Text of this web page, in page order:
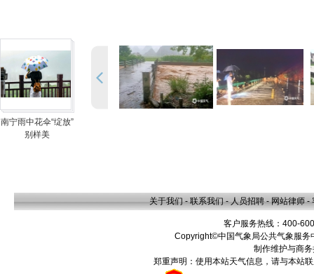
南宁雨中花伞“绽放”
别样美
关于我们 - 联系我们 - 人员招聘 - 网站律师 -
客户服务热线：400-
Copyright©中国气象局公共气象服
制作维护与商
郑重声明：使用本站天气信息，请与本站